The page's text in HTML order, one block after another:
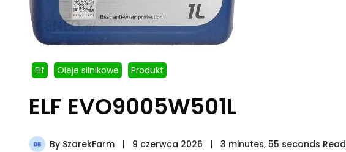
Elf Oleje silnikowe Produkt
ELF EVO9005W501L
By SzarekFarm 9 czerwca 2026 3 minutes, 55 seconds Read